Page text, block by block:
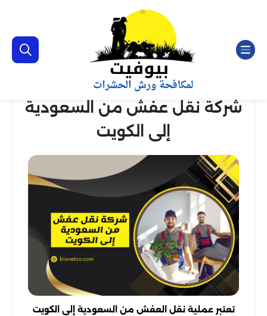
شركة نقل عفش من السعودية
إلى الكويت
تعتبر عملية نقل العفش من السعودية إلى الكويت